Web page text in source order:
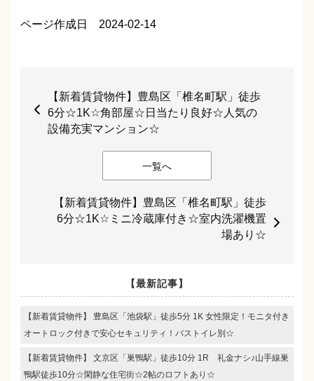
ページ作成日 2024-02-14
【新着賃貸物件】豊島区「椎名町駅」徒歩
6分☆1K☆角部屋☆日当たり良好☆人気の
設備充実マンション☆
一覧へ
【新着賃貸物件】豊島区「椎名町駅」徒歩
6分☆1K☆ミニ冷蔵庫付き☆室内洗濯機置
場あり☆
【最新記事】
【新着賃貸物件】 豊島区「池袋駅」徒歩5分 1K 女性限定！モニタ付き
オートロック付きで安心セキュリティ！バストイレ別☆
【新着賃貸物件】 文京区「巣鴨駅」徒歩10分 1R 礼金ナシ♪山手線巣
鴨駅徒歩10分☆閑静な住宅街☆2帖のロフトあり☆